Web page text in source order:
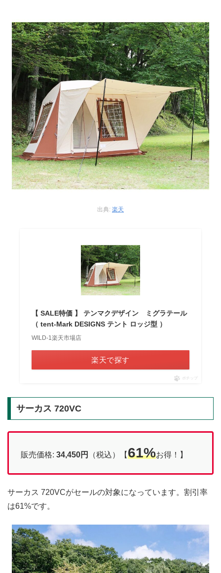
出典: 楽天
【 SALE特価 】 テンマクデザイン ミグラテール
（ tent-Mark DESIGNS テント ロッジ型 ）
WILD-1楽天市場店
楽天で探す
ポチップ
サーカス 720VC
販売価格: 34,450円 （税込）【61%お得！】
サーカス 720VCがセールの対象になっています。割引率
は61%です。